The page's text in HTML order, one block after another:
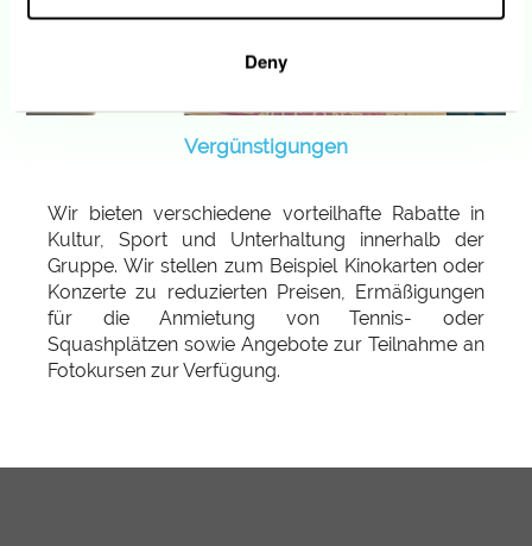
Deny
Vergünstigungen
Wir bieten verschiedene vorteilhafte Rabatte in
Kultur, Sport und Unterhaltung innerhalb der
Gruppe. Wir stellen zum Beispiel Kinokarten oder
Konzerte zu reduzierten Preisen, Ermäßigungen
für die Anmietung von Tennis- oder
Squashplätzen sowie Angebote zur Teilnahme an
Fotokursen zur Verfügung.